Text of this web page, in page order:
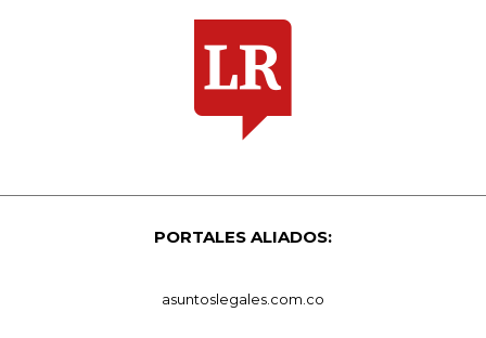
PORTALES ALIADOS:
asuntoslegales.com.co